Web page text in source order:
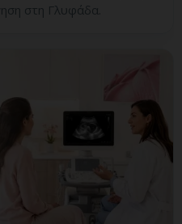
στη Γλυφάδα.